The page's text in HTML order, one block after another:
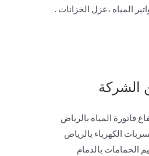
المياه ،عزل الخزانات .
الشركة
فاتورة المياه بالرياض
الكهرباء بالرياض
الحمامات بالدمام